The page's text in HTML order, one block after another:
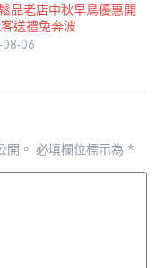
品老店中秋早鳥優惠開
送禮免奔波
08-06
開。 必填欄位標示為 *